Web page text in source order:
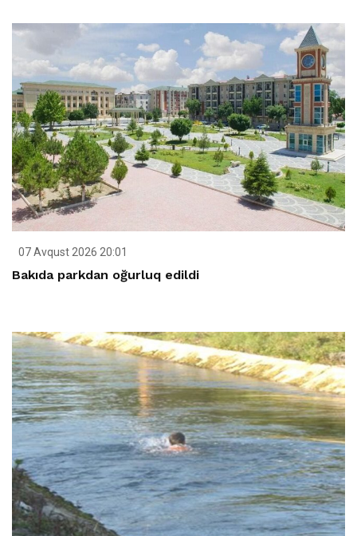
07 Avqust 2026 20:01
Bakıda parkdan oğurluq edildi